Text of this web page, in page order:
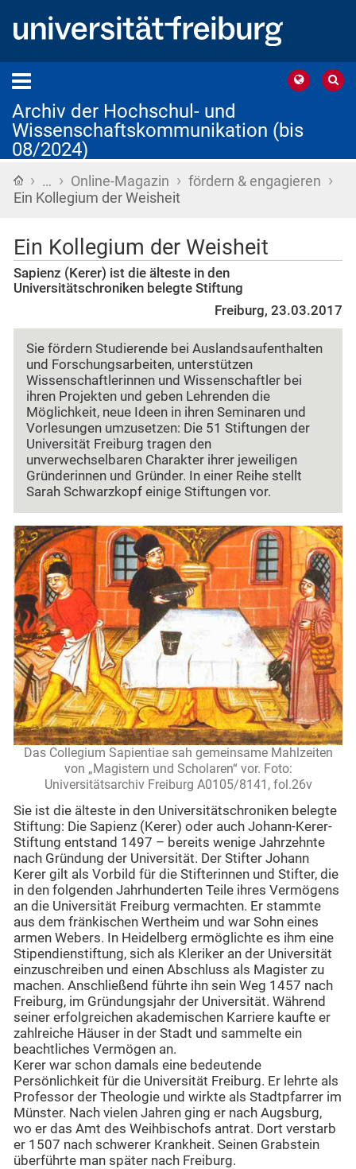
Archiv der Hochschul- und
Wissenschaftskommunikation (bis
08/2024)
Startseite
› … › Online-Magazin › fördern & engagieren ›
Ein Kollegium der Weisheit
Ein Kollegium der Weisheit
Sapienz (Kerer) ist die älteste in den
Universitätschroniken belegte Stiftung
Freiburg, 23.03.2017
Sie fördern Studierende bei Auslandsaufenthalten
und Forschungsarbeiten, unterstützen
Wissenschaftlerinnen und Wissenschaftler bei
ihren Projekten und geben Lehrenden die
Möglichkeit, neue Ideen in ihren Seminaren und
Vorlesungen umzusetzen: Die 51 Stiftungen der
Universität Freiburg tragen den
unverwechselbaren Charakter ihrer jeweiligen
Gründerinnen und Gründer. In einer Reihe stellt
Sarah Schwarzkopf einige Stiftungen vor.
Das Collegium Sapientiae sah gemeinsame Mahlzeiten
von „Magistern und Scholaren“ vor. Foto:
Universitätsarchiv Freiburg A0105/8141, fol.26v
Sie ist die älteste in den Universitätschroniken belegte
Stiftung: Die Sapienz (Kerer) oder auch Johann-Kerer-
Stiftung entstand 1497 – bereits wenige Jahrzehnte
nach Gründung der Universität. Der Stifter Johann
Kerer gilt als Vorbild für die Stifterinnen und Stifter, die
in den folgenden Jahrhunderten Teile ihres Vermögens
an die Universität Freiburg vermachten. Er stammte
aus dem fränkischen Wertheim und war Sohn eines
armen Webers. In Heidelberg ermöglichte es ihm eine
Stipendienstiftung, sich als Kleriker an der Universität
einzuschreiben und einen Abschluss als Magister zu
machen. Anschließend führte ihn sein Weg 1457 nach
Freiburg, im Gründungsjahr der Universität. Während
seiner erfolgreichen akademischen Karriere kaufte er
zahlreiche Häuser in der Stadt und sammelte ein
beachtliches Vermögen an.
Kerer war schon damals eine bedeutende
Persönlichkeit für die Universität Freiburg. Er lehrte als
Professor der Theologie und wirkte als Stadtpfarrer im
Münster. Nach vielen Jahren ging er nach Augsburg,
wo er das Amt des Weihbischofs antrat. Dort verstarb
er 1507 nach schwerer Krankheit. Seinen Grabstein
überführte man später nach Freiburg.